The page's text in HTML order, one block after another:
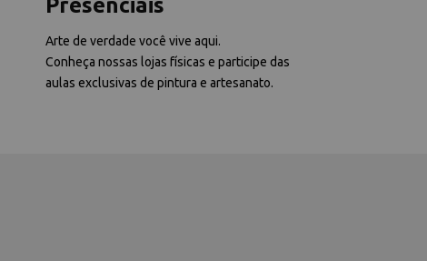
Presenciais
Arte de verdade você vive aqui.
Conheça nossas lojas físicas e participe das
aulas exclusivas de pintura e artesanato.